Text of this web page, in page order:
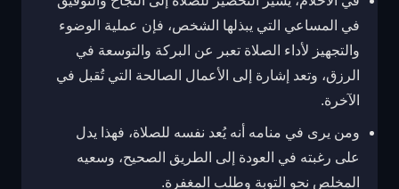
في المساعي التي يبذلها الشخص، فإن عملية الوضوء
والتجهيز لأداء الصلاة تعبر عن البركة والتوسعة في
الرزق، وتعد إشارة إلى الأعمال الصالحة التي تُقبل في
الآخرة.
ومن يرى في منامه أنه يُعد نفسه للصلاة، فهذا يدل
على رغبته في العودة إلى الطريق الصحيح، وسعيه
المخلص نحو التوبة وطلب المغفرة.